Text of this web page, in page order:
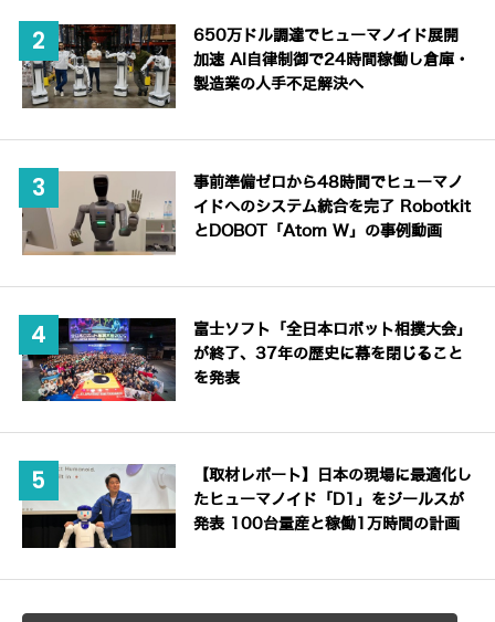
650万ドル調達でヒューマノイド展開
加速 AI自律制御で24時間稼働し倉庫・
製造業の人手不足解決へ
事前準備ゼロから48時間でヒューマノ
イドへのシステム統合を完了 Robotkit
とDOBOT「Atom W」の事例動画
富士ソフト「全日本ロボット相撲大会」
が終了、37年の歴史に幕を閉じること
を発表
【取材レポート】日本の現場に最適化し
たヒューマノイド「D1」をジールスが
発表 100台量産と稼働1万時間の計画